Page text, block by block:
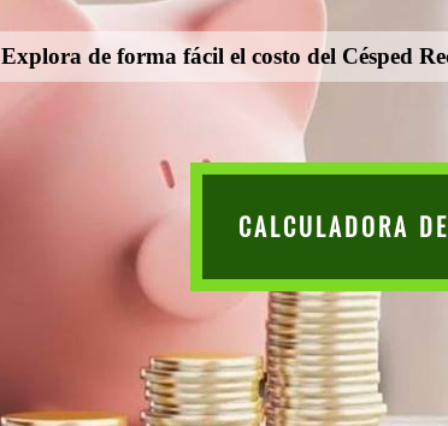
Explora de forma fácil el costo del Césped
CALCULADORA